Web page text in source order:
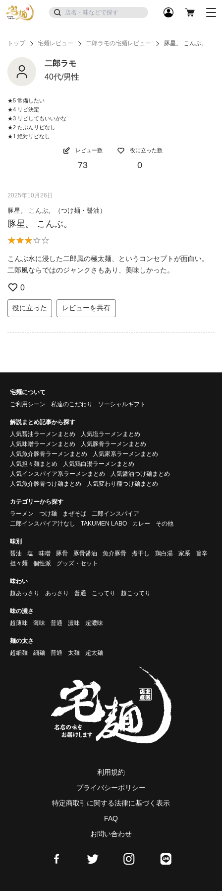
トップ 宅麺レビュー 二郎ラモの宅麺レビュー 豚星。 こんぶ。
二郎ラモ
40代/男性
★5 常備したい
★4 リピ決定
★3 リピしてもいいかな
★2 たぶんリピなし
★1 絶対リピなし
レビュー数
73
役に立った数
0
2025年10月26日
豚星。 こんぶ。（つけ麺・醤油）
豚星。 こんぶ。
こんぶ水に浸した二郎風の極太麺、というコンセプトが面白い。
二郎風ならではのジャンクさもあり、美味しかった。
0
役に立った レビューを共有
宅麺について
ご利用シーン
私達のこだわり ソーシャルギフト
解説まとめ記事から探す
人気醤油ラーメンまとめ
人気塩ラーメンまとめ
人気味噌ラーメンまとめ
人気豚骨ラーメンまとめ
人気魚介豚骨ラーメンまとめ
人気家系ラーメンまとめ
人気担々麺まとめ
人気鶏白湯ラーメンまとめ
人気インスパイア系ラーメンまとめ
人気醤油つけ麺まとめ
人気魚介豚骨つけ麺まとめ
人気変わり種つけ麺まとめ
カテゴリーから探す
ラーメン
つけ麺 まぜそば
二郎インスパイア
二郎インスパイア汁なし
TAKUMEN LABO カレー その他
味別
醤油
塩 味噌 豚骨 豚骨醤油 魚介豚骨 煮干し 鶏白湯 家系
旨辛
担々麺
個性派 グッズ・セット
味わい
超あっさり
あっさり 普通 こってり 超こってり
味の濃さ
超薄味
薄味 普通 濃味 超濃味
麺の太さ
超細麺
細麺 普通 太麺 超太麺
利用規約
プライバシーポリシー
特定商取引に関する法律に基づく表示
FAQ
お問い合わせ